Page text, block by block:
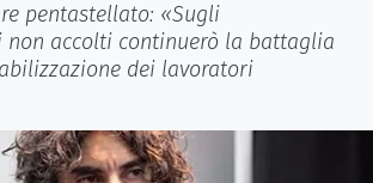
pentastellato: «Sugli
non accolti continuerò la battaglia
dei lavoratori